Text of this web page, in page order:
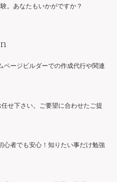
。あなたもいかがですか？
ページビルダーでの作成代行や関連
せ下さい。ご要望に合わせたご提
心者でも安心！知りたい事だけ勉強